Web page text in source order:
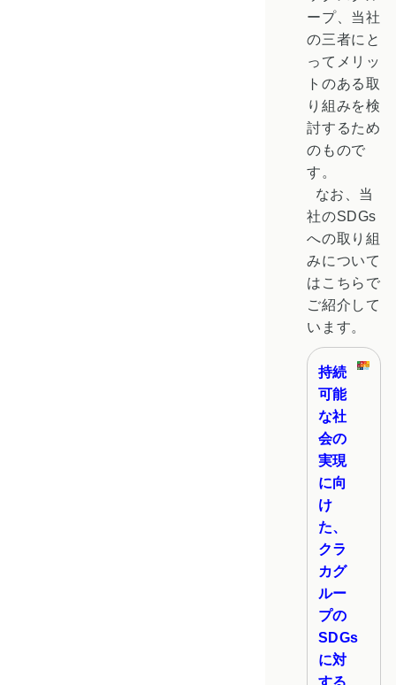
ープ、当社
の三者にと
ってメリッ
トのある取
り組みを検
討するため
のもので
す。
なお、当
社のSDGs
への取り組
みについて
はこちらで
ご紹介して
います。
持続
可能
な社
会の
実現
に向
け
た、
クラ
カグ
ルー
プの
SDGs
に対
する